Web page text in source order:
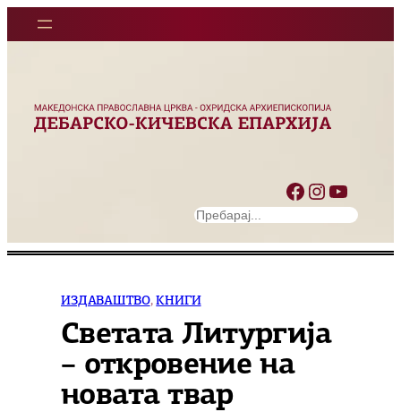
Facebook Instagram YouTube
S
a
c
h
ИЗДАВАШТВО, КНИГИ
Светата Литургија
– откровение на
новата твар